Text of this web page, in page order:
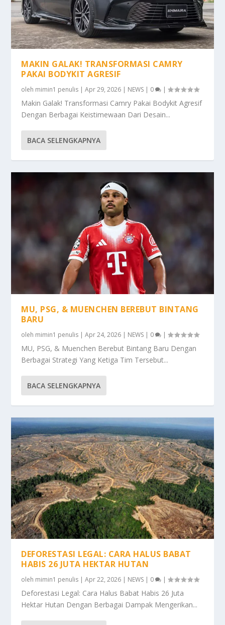
MAKIN GALAK! TRANSFORMASI CAMRY
PAKAI BODYKIT AGRESIF
oleh mimin1 penulis |Apr 29, 2026 | NEWS | 0 |
Makin Galak! Transformasi Camry Pakai Bodykit Agresif
Dengan Berbagai Keistimewaan Dari Desain...
BACA SELENGKAPNYA
MU, PSG, & MUENCHEN BEREBUT BINTANG
BARU
oleh mimin1 penulis |Apr 24, 2026 | NEWS | 0 |
MU, PSG, & Muenchen Berebut Bintang Baru Dengan
Berbagai Strategi Yang Ketiga Tim Tersebut...
BACA SELENGKAPNYA
DEFORESTASI LEGAL: CARA HALUS BABAT
HABIS 26 JUTA HEKTAR HUTAN
oleh mimin1 penulis |Apr 22, 2026 NEWS 0 |
Deforestasi Legal: Cara Halus Babat Habis 26 Juta
Hektar Hutan Dengan Berbagai Dampak Mengerikan...